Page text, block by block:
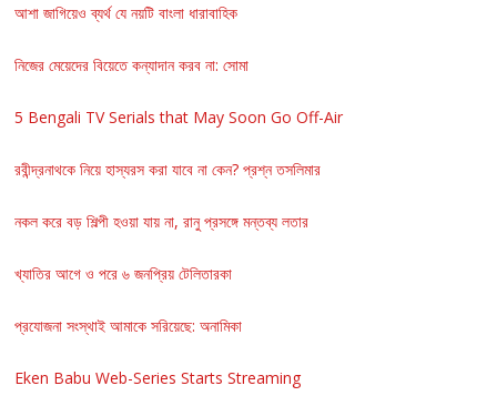
আশা জাগিয়েও ব্যর্থ যে নয়টি বাংলা ধারাবাহিক
নিজের মেয়েদের বিয়েতে কন্যাদান করব না: সোমা
5 Bengali TV Serials that May Soon Go Off-Air
রবীন্দ্রনাথকে নিয়ে হাস্যরস করা যাবে না কেন? প্রশ্ন তসলিমার
নকল করে বড় শিল্পী হওয়া যায় না, রানু প্রসঙ্গে মন্তব্য লতার
খ্যাতির আগে ও পরে ৬ জনপ্রিয় টেলিতারকা
প্রযোজনা সংস্থাই আমাকে সরিয়েছে: অনামিকা
Eken Babu Web-Series Starts Streaming